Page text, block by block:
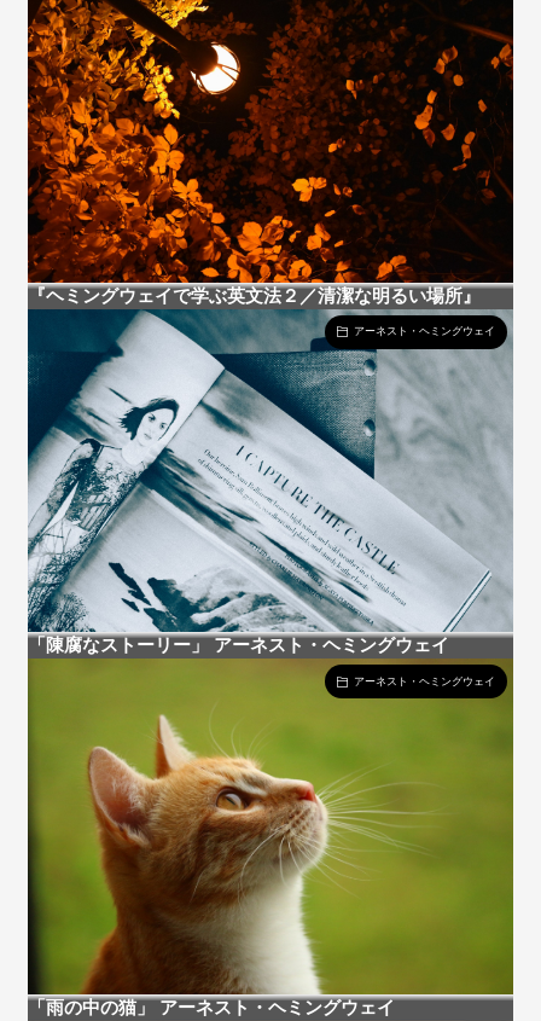
『ヘミングウェイで学ぶ英文法２／清潔な明るい場所』
アーネスト・ヘミングウェイ
「陳腐なストーリー」 アーネスト・ヘミングウェイ
アーネスト・ヘミングウェイ
「雨の中の猫」 アーネスト・ヘミングウェイ